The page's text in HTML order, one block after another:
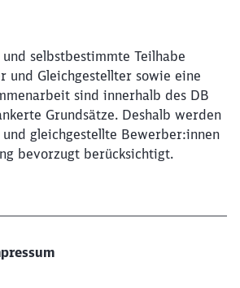
selbstbestimmte Teilhabe
und Gleichgestellter sowie eine
sind innerhalb des DB
Grundsätze. Deshalb werden
gleichgestellte Bewerber:innen
bevorzugt berücksichtigt.